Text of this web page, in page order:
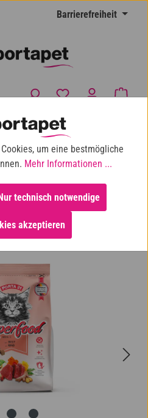
Barrierefreiheit
Du hast 0
ab 100 € Einkaufswert
Katzen-Trockenfutter
um eine bestmögliche
Mehr Informationen ...
akzeptieren
Nur technisch notwendige